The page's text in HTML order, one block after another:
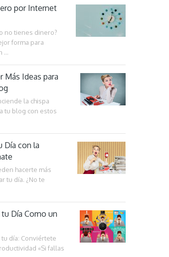
por Internet
no tienes dinero?
forma para
…
Más Ideas para
la chispa
tu blog con estos
Día con la
hacerte más
tu día. ¿No te
Día Como un
día: Conviértete
«Si fallas